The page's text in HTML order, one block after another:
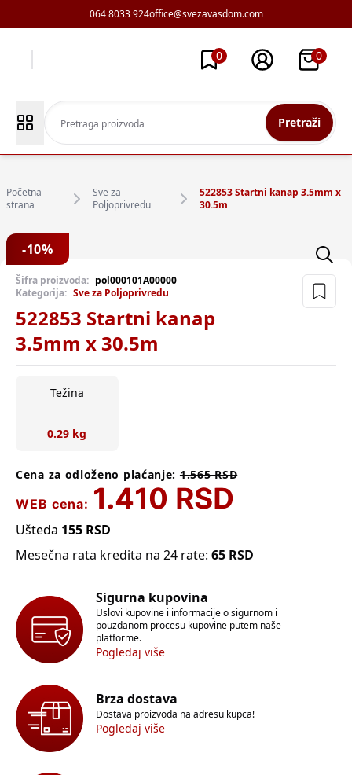
064 8033 924office@svezavasdom.com
0 0
Pretraži
Početna
strana
Sve za
Poljoprivredu
522853 Startni kanap 3.5mm x
30.5m
-10%
Šifra proizvoda: pol000101A00000
Kategorija: Sve za Poljoprivredu
522853 Startni kanap
3.5mm x 30.5m
Težina
0.29 kg
Cena za odloženo plaćanje: 1.565RSD
WEB cena: 1.410 RSD
Ušteda 155 RSD
Mesečna rata kredita na 24 rate: 65 RSD
Sigurna kupovina
Uslovi kupovine i informacije o sigurnom i
pouzdanom procesu kupovine putem naše
platforme.
Pogledaj više
Brza dostava
Dostava proizvoda na adresu kupca!
Pogledaj više